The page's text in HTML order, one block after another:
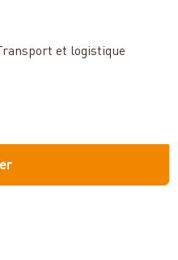
et logistique